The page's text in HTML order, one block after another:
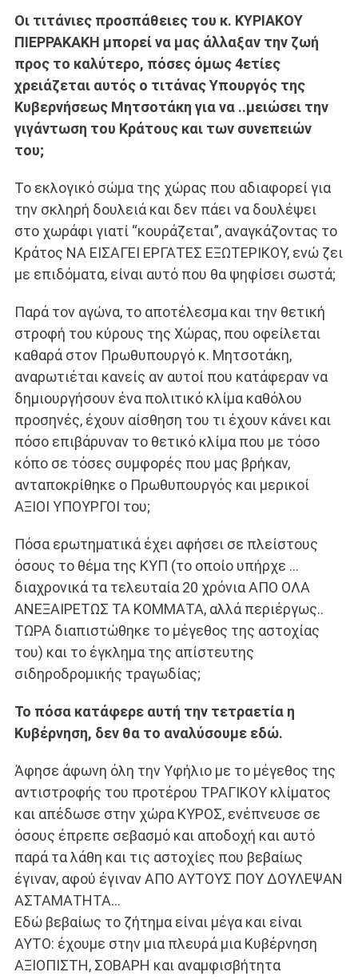
Οι τιτάνιες προσπάθειες του κ. ΚΥΡΙΑΚΟΥ
ΠΙΕΡΡΑΚΑΚΗ μπορεί να μας άλλαξαν την ζωή
προς το καλύτερο, πόσες όμως 4ετίες
χρειάζεται αυτός ο τιτάνας Υπουργός της
Κυβερνήσεως Μητσοτάκη για να ..μειώσει την
γιγάντωση του Κράτους και των συνεπειών
του;
Το εκλογικό σώμα της χώρας που αδιαφορεί για
την σκληρή δουλειά και δεν πάει να δουλέψει
στο χωράφι γιατί “κουράζεται”, αναγκάζοντας το
Κράτος ΝΑ ΕΙΣΑΓΕΙ ΕΡΓΑΤΕΣ ΕΞΩΤΕΡΙΚΟΥ, ενώ ζει
με επιδόματα, είναι αυτό που θα ψηφίσει σωστά;
Παρά τον αγώνα, το αποτέλεσμα και την θετική
στροφή του κύρους της Χώρας, που οφείλεται
καθαρά στον Πρωθυπουργό κ. Μητσοτάκη,
αναρωτιέται κανείς αν αυτοί που κατάφεραν να
δημιουργήσουν ένα πολιτικό κλίμα καθόλου
προσηνές, έχουν αίσθηση του τι έχουν κάνει και
πόσο επιβάρυναν το θετικό κλίμα που με τόσο
κόπο σε τόσες συμφορές που μας βρήκαν,
ανταποκρίθηκε ο Πρωθυπουργός και μερικοί
ΑΞΙΟΙ ΥΠΟΥΡΓΟΙ του;
Πόσα ερωτηματικά έχει αφήσει σε πλείστους
όσους το θέμα της ΚΥΠ (το οποίο υπήρχε …
διαχρονικά τα τελευταία 20 χρόνια ΑΠΟ ΟΛΑ
ΑΝΕΞΑΙΡΕΤΩΣ ΤΑ ΚΟΜΜΑΤΑ, αλλά περιέργως..
ΤΩΡΑ διαπιστώθηκε το μέγεθος της αστοχίας
του) και το έγκλημα της απίστευτης
σιδηροδρομικής τραγωδίας;
Το πόσα κατάφερε αυτή την τετραετία η
Κυβέρνηση, δεν θα το αναλύσουμε εδώ.
Άφησε άφωνη όλη την Υφήλιο με το μέγεθος της
αντιστροφής του προτέρου ΤΡΑΓΙΚΟΥ κλίματος
και απέδωσε στην χώρα ΚΥΡΟΣ, ενέπνευσε σε
όσους έπρεπε σεβασμό και αποδοχή και αυτό
παρά τα λάθη και τις αστοχίες που βεβαίως
έγιναν, αφού έγιναν ΑΠΟ ΑΥΤΟΥΣ ΠΟΥ ΔΟΥΛΕΨΑΝ
ΑΣΤΑΜΑΤΗΤΑ…
Εδώ βεβαίως το ζήτημα είναι μέγα και είναι
ΑΥΤΟ: έχουμε στην μια πλευρά μια Κυβέρνηση
ΑΞΙΟΠΙΣΤΗ, ΣΟΒΑΡΗ και αναμφισβήτητα